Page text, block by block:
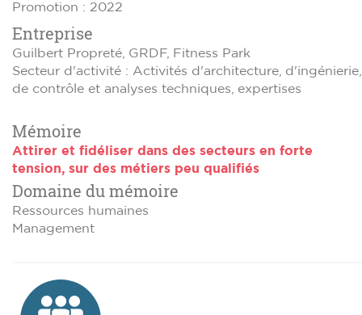
Promotion : 2022
Entreprise
Guilbert Propreté, GRDF, Fitness Park
Secteur d'activité : Activités d'architecture, d'ingénierie,
de contrôle et analyses techniques, expertises
Mémoire
Attirer et fidéliser dans des secteurs en forte
tension, sur des métiers peu qualifiés
Domaine du mémoire
Ressources humaines
Management